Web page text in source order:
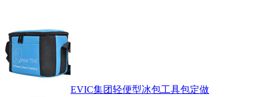
EVIC集团轻便型冰包工具包定做